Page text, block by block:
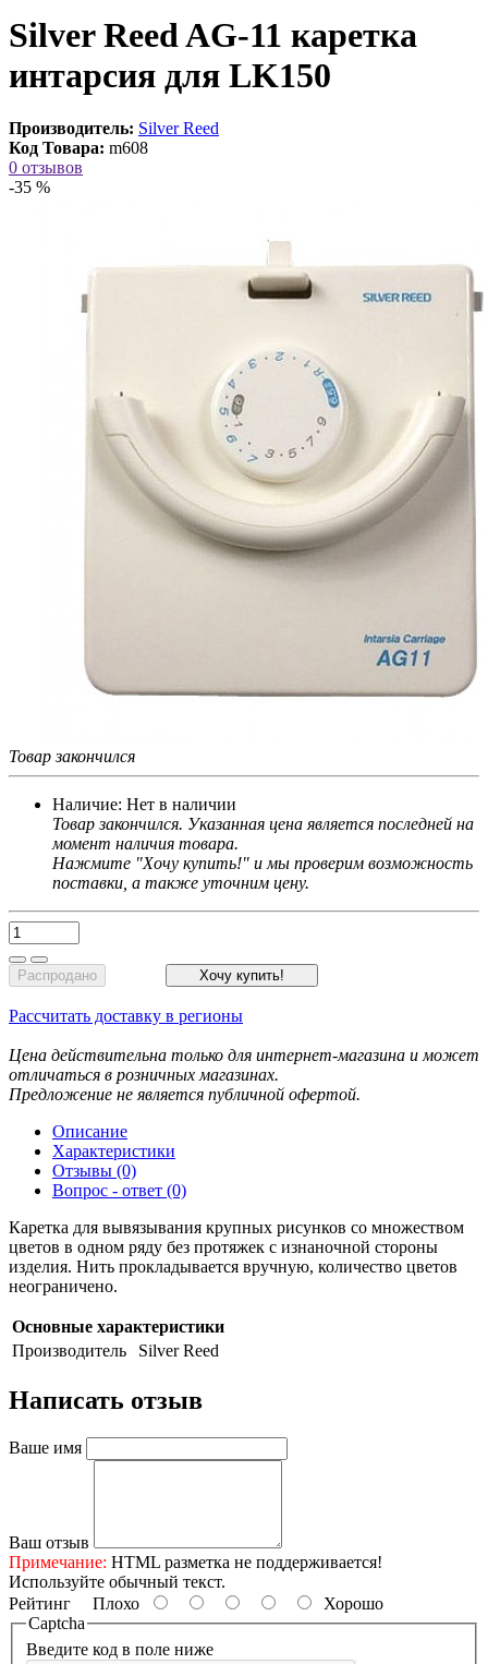
Silver Reed AG-11 каретка
интарсия для LK150
Производитель: Silver Reed
Код Товара: m608
0 отзывов
-35 %
Товар закончился
Наличие: Нет в наличии
Товар закончился. Указанная цена является последней на
момент наличия товара.
Нажмите "Хочу купить!" и мы проверим возможность
поставки, а также уточним цену.
Распродано Хочу купить!
Рассчитать доставку в регионы
Цена действительна только для интернет-магазина и может
отличаться в розничных магазинах.
Предложение не является публичной офертой.
Описание
Характеристики
Отзывы (0)
Вопрос - ответ (0)
Каретка для вывязывания крупных рисунков со множеством
цветов в одном ряду без протяжек с изнаночной стороны
изделия. Нить прокладывается вручную, количество цветов
неограничено.
Основные характеристики
Производитель
Silver Reed
Написать отзыв
Ваше имя
Ваш отзыв
Примечание: HTML разметка не поддерживается!
Используйте обычный текст.
Рейтинг Плохо
Хорошо
Captcha
Введите код в поле ниже